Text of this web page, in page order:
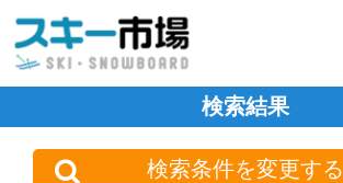
検索結果
検索条件を変更する